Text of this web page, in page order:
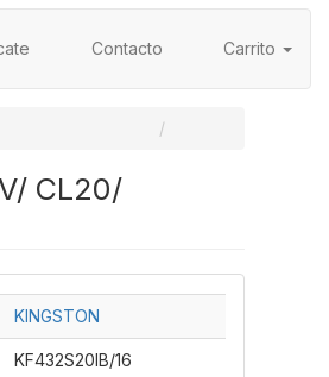
Contacto Carrito
CL20/
KINGSTON
KF432S20IB/16